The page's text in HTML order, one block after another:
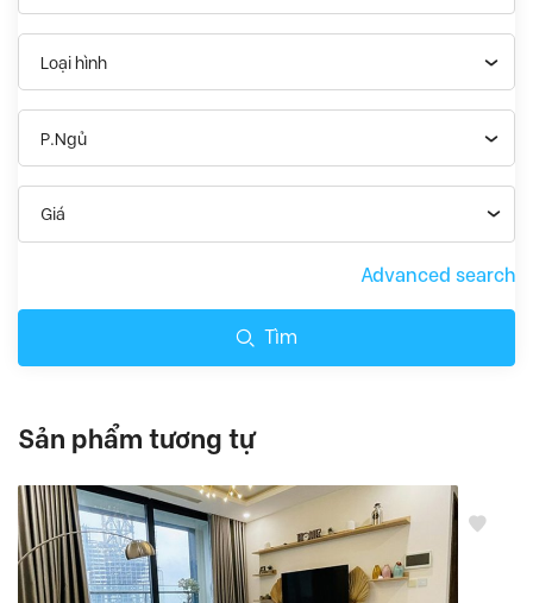
Loại hình
P.Ngủ
Giá
Advanced search
Tìm
Sản phẩm tương tự